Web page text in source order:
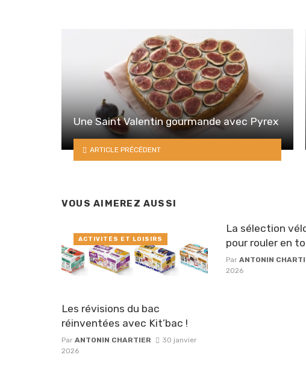
Une Saint Valentin gourmande avec Pyrex
ARTICLE PRÉCÉDENT
VOUS AIMEREZ AUSSI
Les révisions du bac
réinventées avec Kit’bac !
Par ANTONIN CHARTIER
30 janvier
2026
ACTIVITÉS ET LOISIRS
La sélection
pour rouler en
ParANTONIN
2026